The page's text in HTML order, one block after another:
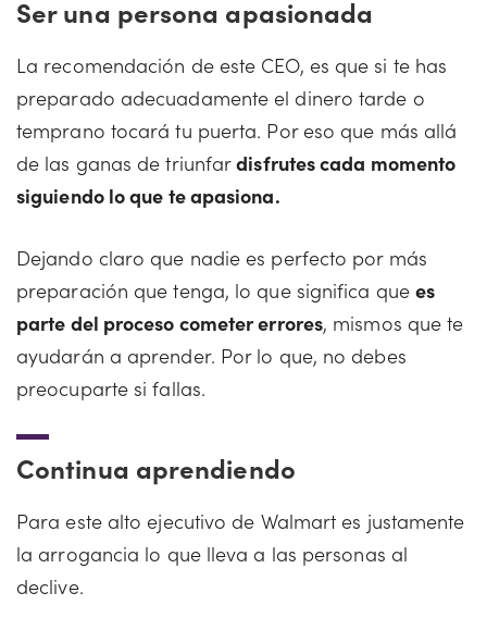
Ser una persona apasionada
La recomendación de este CEO, es que si te has
preparado adecuadamente el dinero tarde o
temprano tocará tu puerta. Por eso que más allá
de las ganas de triunfardisfrutes cada momento
siguiendo lo que te apasiona.
Dejando claro que nadie es perfecto por más
preparación que tenga, lo que significa que es
parte del proceso cometer errores, mismos que te
ayudarán a aprender. Por lo que, no debes
preocuparte si fallas.
Continua aprendiendo
Para este alto ejecutivo de Walmart es justamente
la arrogancia lo que lleva a las personas al
declive.